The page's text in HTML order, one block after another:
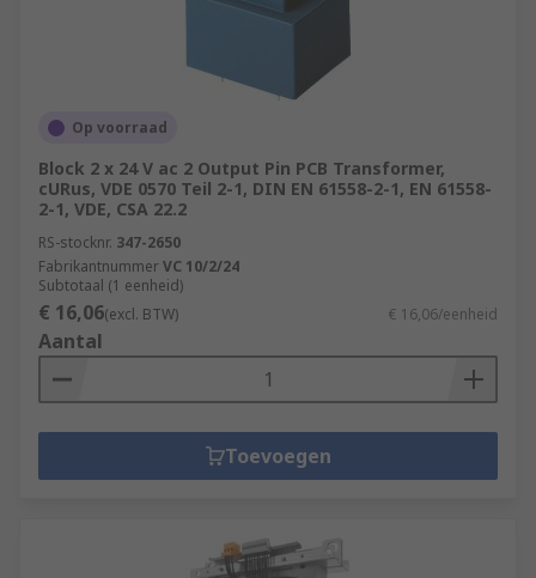
Op voorraad
Block 2 x 24 V ac 2 Output Pin PCB Transformer,
cURus, VDE 0570 Teil 2-1, DIN EN 61558-2-1, EN 61558-
2-1, VDE, CSA 22.2
RS-stocknr. 347-2650
FabrikantnummerVC 10/2/24
Subtotaal (1 eenheid)
€ 16,06(excl. BTW) € 16,06/eenheid
Aantal
Toevoegen